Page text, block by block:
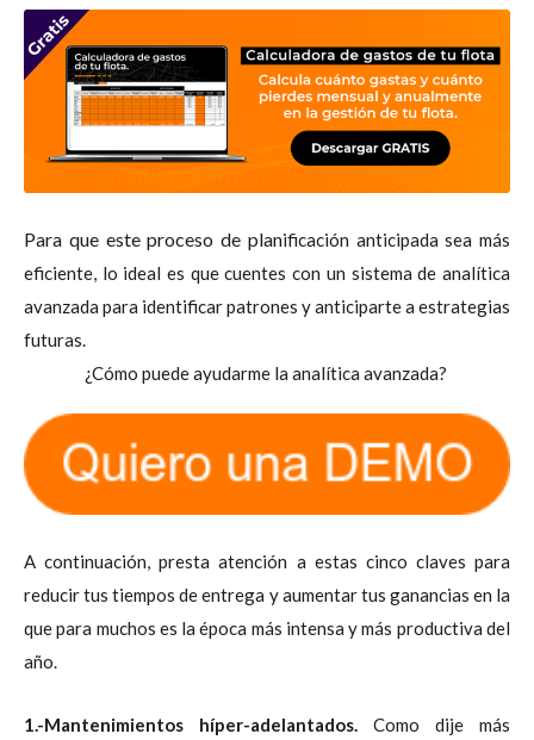
Para que este proceso de planificación anticipada sea más
eficiente, lo ideal es que cuentes con un sistema de analítica
avanzada para identificar patrones y anticiparte a estrategias
futuras.
¿Cómo puede ayudarme la analítica avanzada?
A continuación, presta atención a estas cinco claves para
reducir tus tiempos de entrega y aumentar tus ganancias en la
que para muchos es la época más intensa y más productiva del
año.
1.-Mantenimientos híper-adelantados. Como dije más